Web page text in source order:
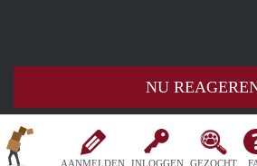
AANMELDEN INLOGGEN GEZOCHT
NU